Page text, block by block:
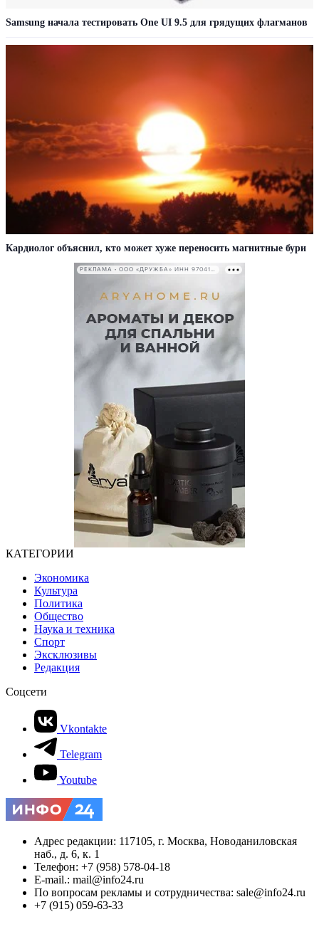
Samsung начала тестировать One UI 9.5 для грядущих флагманов
Кардиолог объяснил, кто может хуже переносить магнитные бури
РЕКЛАМА • ООО «ДРУЖБА» ИНН 9704146411
КАТЕГОРИИ
Экономика
Культура
Политика
Общество
Наука и техника
Спорт
Эксклюзивы
Редакция
Соцсети
Vkontakte
Telegram
Youtube
Адрес редакции: 117105, г. Москва, Новоданиловская
наб., д. 6, к. 1
Телефон: +7 (958) 578-04-18
E-mail.: mail@info24.ru
По вопросам рекламы и сотрудничества: sale@info24.ru
+7 (915) 059-63-33